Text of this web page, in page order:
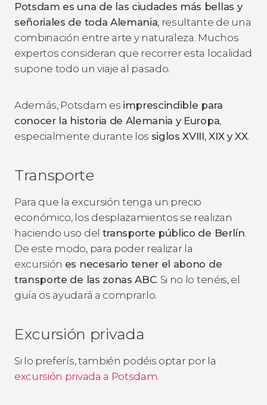
Potsdam es una de las ciudades más bellas y
señoriales de toda Alemania, resultante de una
combinación entre arte y naturaleza. Muchos
expertos consideran que recorrer esta localidad
supone todo un viaje al pasado.
Además, Potsdam es imprescindible para
conocer la historia de Alemania y Europa,
especialmente durante los siglos XVIII, XIX y XX.
Transporte
Para que la excursión tenga un precio
económico, los desplazamientos se realizan
haciendo uso del transporte público de Berlín.
De este modo, para poder realizar la
excursión es necesario tener el abono de
transporte de las zonas ABC. Si no lo tenéis, el
guía os ayudará a comprarlo.
Excursión privada
Si lo preferís, también podéis optar por la
excursión privada a Potsdam.